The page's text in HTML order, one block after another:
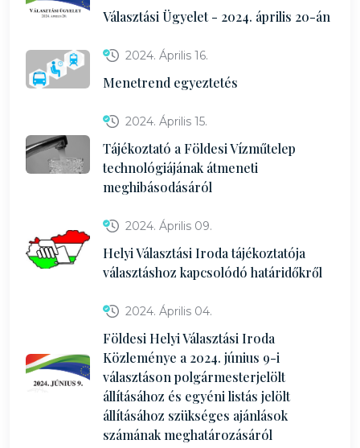
Választási Ügyelet - 2024. április 20-án
2024. Április 16.
Menetrend egyeztetés
2024. Április 15.
Tájékoztató a Földesi Vízműtelep
technológiájának átmeneti
meghibásodásáról
2024. Április 09.
Helyi Választási Iroda tájékoztatója
választáshoz kapcsolódó határidőkről
2024. Április 04.
Földesi Helyi Választási Iroda
Közleménye a 2024. június 9-i
választáson polgármesterjelölt
állításához és egyéni listás jelölt
állításához szükséges ajánlások
számának meghatározásáról